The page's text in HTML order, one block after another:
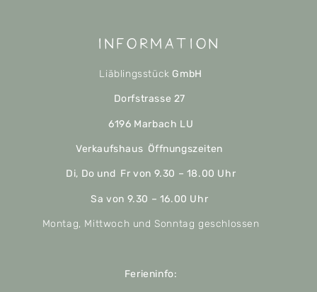
Information
Liäblingsstück GmbH
Dorfstrasse 27
6196 Marbach LU
Verkaufshaus Öffnungszeiten
Di, Do und Fr von 9.30 – 18.00 Uhr
Sa von 9.30 – 16.00 Uhr
Montag, Mittwoch und Sonntag geschlossen
Ferieninfo: